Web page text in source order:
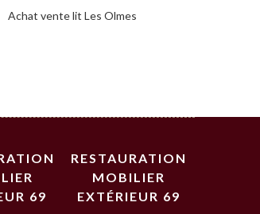
Achat vente lit Les Olmes
69
RESTAURATION
MOBILIER
EXTÉRIEUR 69